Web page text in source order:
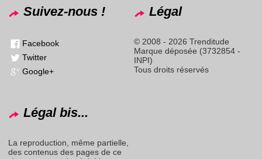
Suivez-nous !
Facebook
Twitter
Google+
Légal
© 2008 - 2026 Trenditude
Marque déposée (3732854 -
INPI)
Tous droits réservés
Légal bis...
La reproduction, même partielle,
des contenus des pages de ce